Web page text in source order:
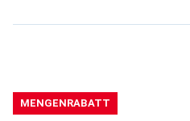
MENGENRABATT